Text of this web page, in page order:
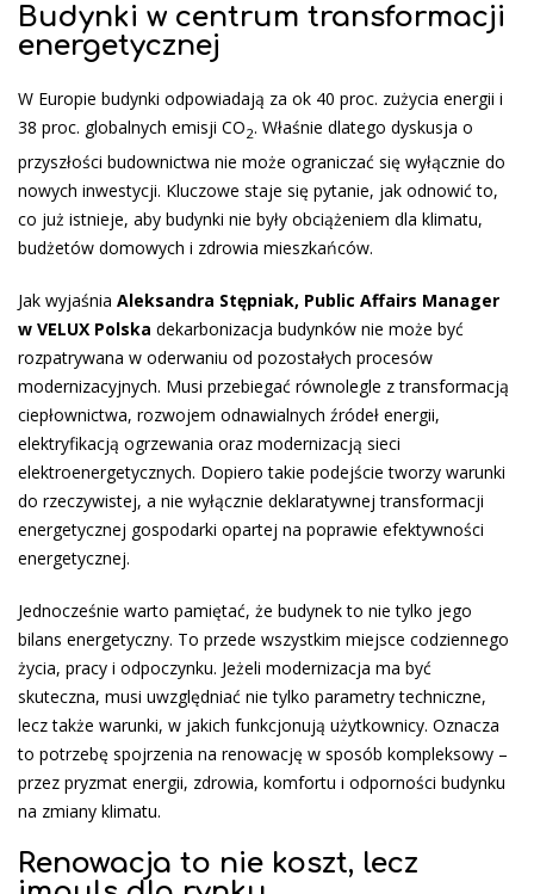
Budynki w centrum transformacji
energetycznej
W Europie budynki odpowiadają za ok 40 proc. zużycia energii i
38 proc. globalnych emisji CO2. Właśnie dlatego dyskusja o
przyszłości budownictwa nie może ograniczać się wyłącznie do
nowych inwestycji. Kluczowe staje się pytanie, jak odnowić to,
co już istnieje, aby budynki nie były obciążeniem dla klimatu,
budżetów domowych i zdrowia mieszkańców.
Jak wyjaśnia Aleksandra Stępniak, Public Affairs Manager
w VELUX Polska dekarbonizacja budynków nie może być
rozpatrywana w oderwaniu od pozostałych procesów
modernizacyjnych. Musi przebiegać równolegle z transformacją
ciepłownictwa, rozwojem odnawialnych źródeł energii,
elektryfikacją ogrzewania oraz modernizacją sieci
elektroenergetycznych. Dopiero takie podejście tworzy warunki
do rzeczywistej, a nie wyłącznie deklaratywnej transformacji
energetycznej gospodarki opartej na poprawie efektywności
energetycznej.
Jednocześnie warto pamiętać, że budynek to nie tylko jego
bilans energetyczny. To przede wszystkim miejsce codziennego
życia, pracy i odpoczynku. Jeżeli modernizacja ma być
skuteczna, musi uwzględniać nie tylko parametry techniczne,
lecz także warunki, w jakich funkcjonują użytkownicy. Oznacza
to potrzebę spojrzenia na renowację w sposób kompleksowy –
przez pryzmat energii, zdrowia, komfortu i odporności budynku
na zmiany klimatu.
Renowacja to nie koszt, lecz